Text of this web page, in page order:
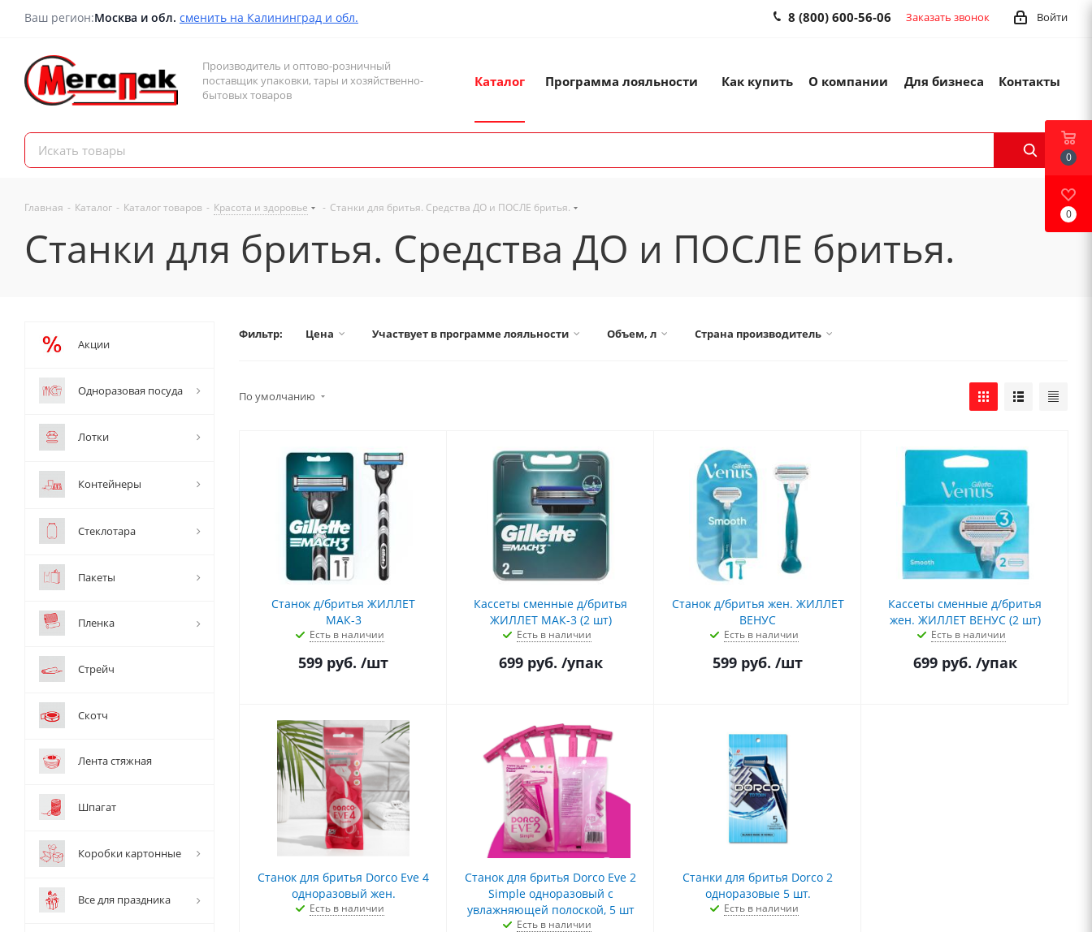
Ваш регион:Москва и обл. сменить на Калининград и обл. Войти
8 (800) 600-56-06 Заказать звонок
Производитель и оптово-розничный
поставщик упаковки, тары и хозяйственно-
бытовых товаров
Каталог Программа лояльности Как купить О компании Для бизнеса Контакты
Главная - Каталог - Каталог товаров - Красота и здоровье - Станки для бритья. Средства ДО и ПОСЛЕ бритья.
Станки для бритья. Средства ДО и ПОСЛЕ бритья.
Фильтр: Цена Участвует в программе лояльности Объем, л Страна производитель
По умолчанию
Станок д/бритья ЖИЛЛЕТ
МАК-3
Есть в наличии
599 руб. /шт
Кассеты сменные д/бритья
ЖИЛЛЕТ МАК-3 (2 шт)
Есть в наличии
699руб. /упак
Станок д/бритья жен. ЖИЛЛЕТ
ВЕНУС
Есть в наличии
599 руб. /шт
Кассеты сменные д/бритья
жен. ЖИЛЛЕТ ВЕНУС (2 шт)
Есть в наличии
699руб. /упак
Станок для бритья Dorco Eve 4
одноразовый жен.
Есть в наличии
Станок для бритья Dorco Eve 2
Simple одноразовый с
увлажняющей полоской, 5 шт
Есть в наличии
Cтанки для бритья Dorco 2
одноразовые 5 шт.
Есть в наличии
Акции
Одноразовая посуда
Лотки
Контейнеры
Стеклотара
Пакеты
Пленка
Стрейч
Скотч
Лента стяжная
Шпагат
Коробки картонные
Все для праздника
0
0